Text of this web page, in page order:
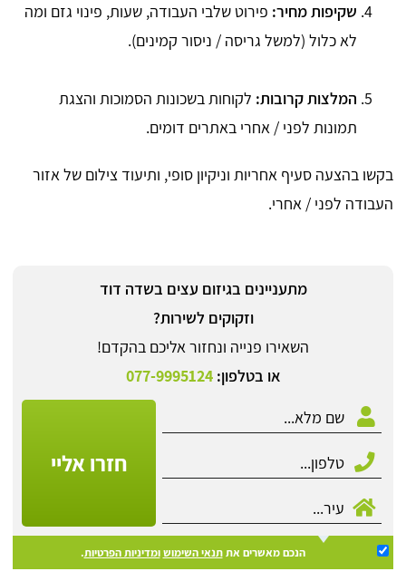
שקיפות מחיר: פירוט שלבי העבודה, שעות, פינוי גזם ומה
לא כלול (למשל גריסה / ניסור קמינים).
המלצות קרובות: לקוחות בשכונות הסמוכות והצגת
תמונות לפני / אחרי באתרים דומים.
בקשו בהצעה סעיף אחריות וניקיון סופי, ותיעוד צילום של אזור
העבודה לפני / אחרי.
מתעניינים בגיזום עצים בשדה דוד
וזקוקים לשירות?
השאירו פנייה ונחזור אליכם בהקדם!
או בטלפון:077-9995124
חזרו אליי
הנכם מאשרים אתתנאי השימוש ומדיניות הפרטיות.